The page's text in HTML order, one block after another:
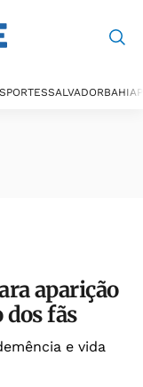
SALVADORBAHIA
aparição
dos fãs
e vida